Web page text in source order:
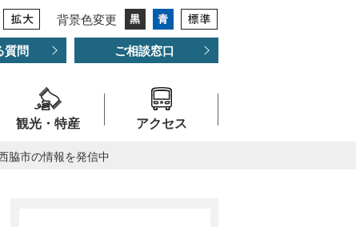
背景色変更
質問 ご相談窓口
観光・特産 アクセス
脇市の情報を発信中